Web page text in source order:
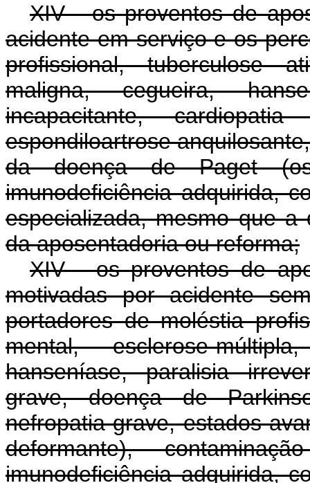
XIV - os proventos de
acidente em serviço e os
profissional, tuberculose
maligna, cegueira,
incapacitante,
espondiloartrose
da doença de Paget
imunodeficiência adquirida,
especializada, mesmo que
da aposentadoria ou reforma;
XIV - os proventos de
motivadas por acidente
portadores de moléstia
mental, esclerose-
hanseníase, paralisia
grave, doença de
nefropatia grave, estados
deformante),
imunodeficiência adquirida,